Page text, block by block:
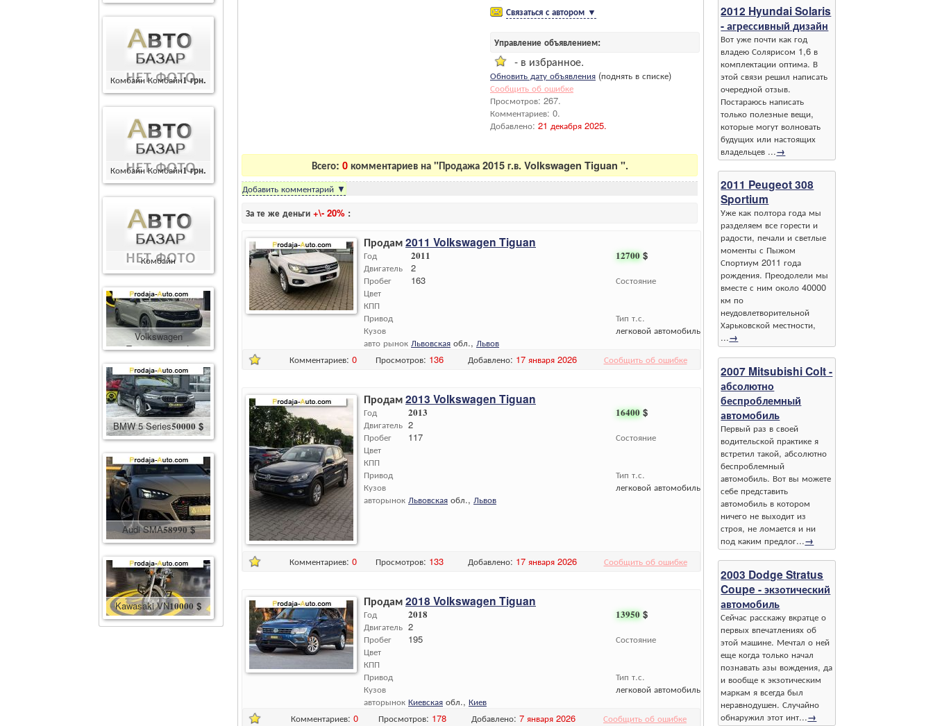
Комбайн Комбайн1 грн.
Комбайн Комбайн1 грн.
Комбайн
Комбайн400000 грн.
Volkswagen
Touareg86600 $
BMW 5 Series50000 $
Audi SMA58990 $
Kawasaki VN10000 $
Связаться с автором ▼
Управление объявлением:
- в избранное.
Обновить дату объявления (поднять в списке)
Сообщить об ошибке
Просмотров: 267.
Комментариев: 0.
Добавлено: 21 декабря 2025.
Всего: 0 комментариев на "Продажа 2015 г.в. Volkswagen Tiguan ".
Добавить комментарий ▼
За те же деньги +\- 20% :
Продам2011 Volkswagen Tiguan
12700 $
Состояние
Тип т.с.
легковой автомобиль
Год
Двигатель
Пробег
Цвет
КПП
Привод
Кузов
авто рынок
2011
2
163
Львовская обл., Львов
Комментариев: 0 Просмотров: 136 Добавлено: 17 января 2026 Сообщить об ошибке
Продам2013 Volkswagen Tiguan
16400 $
Состояние
Тип т.с.
легковой автомобиль
Год
Двигатель
Пробег
Цвет
КПП
Привод
Кузов
авторынок
2013
2
117
Львовская обл., Львов
Комментариев: 0 Просмотров: 133 Добавлено: 17 января 2026 Сообщить об ошибке
Продам2018 Volkswagen Tiguan
13950 $
Состояние
Тип т.с.
легковой автомобиль
Год
Двигатель
Пробег
Цвет
КПП
Привод
Кузов
авторынок
2018
2
195
Киевская обл., Киев
Комментариев: 0 Просмотров: 178 Добавлено: 7 января 2026 Сообщить об ошибке
2012 Hyundai Solaris
- агрессивный дизайн
Вот уже почти как год
владею Солярисом 1,6 в
комплектации оптима. В
этой связи решил написать
очередной отзыв.
Постараюсь написать
только полезные вещи,
которые могут волновать
будущих или настоящих
владельцев ...→
2011 Peugeot 308
Sportium
Уже как полтора года мы
разделяем все горести и
радости, печали и светлые
моменты с Пыжом
Спортиум 2011 года
рождения. Преодолели мы
вместе с ним около 40000
км по
неудовлетворительной
Харьковской местности,
...→
2007 Mitsubishi Colt -
абсолютно
беспроблемный
автомобиль
Первый раз в своей
водительской практике я
встретил такой, абсолютно
беспроблемный
автомобиль. Вот вы можете
себе представить
автомобиль в котором
ничего не выходит из
строя, не ломается и ни
под каким предлог...→
2003 Dodge Stratus
Coupe - экзотический
автомобиль
Сейчас расскажу вкратце о
первых впечатлениях об
этой машине. Мечтал о ней
еще когда только начал
познавать азы вождения, да
и вообще к экзотическим
маркам я всегда был
неравнодушен. Случайно
обнаружил этот инт...→